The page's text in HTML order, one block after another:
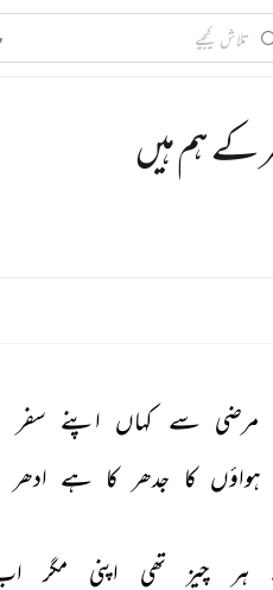
کے ہم ہیں
مرضی سے کہاں اپنے سفر
ہواؤں کا جدھر کا ہے ادھر
ہر چیز تھی اپنی مگر